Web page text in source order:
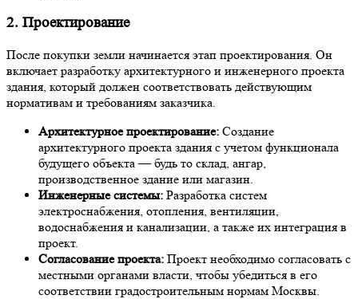
2. Проектирование
После покупки земли начинается этап проектирования. Он
включает разработку архитектурного и инженерного проекта
здания, который должен соответствовать действующим
нормативам и требованиям заказчика.
Архитектурное проектирование: Создание
архитектурного проекта здания с учетом функционала
будущего объекта — будь то склад, ангар,
производственное здание или магазин.
Инженерные системы: Разработка систем
электроснабжения, отопления, вентиляции,
водоснабжения и канализации, а также их интеграция в
проект.
Согласование проекта: Проект необходимо согласовать с
местными органами власти, чтобы убедиться в его
соответствии градостроительным нормам Москвы.